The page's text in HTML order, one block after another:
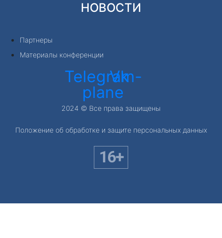
НОВОСТИ
Партнеры
Материалы конференции
Telegram-
plane
Vk
2024 © Все права защищены
Положение об обработке и защите персональных данных